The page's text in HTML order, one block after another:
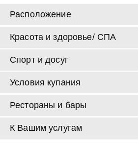
Расположение
Красота и здоровье/ СПА
Спорт и досуг
Условия купания
Рестораны и бары
К Вашим услугам